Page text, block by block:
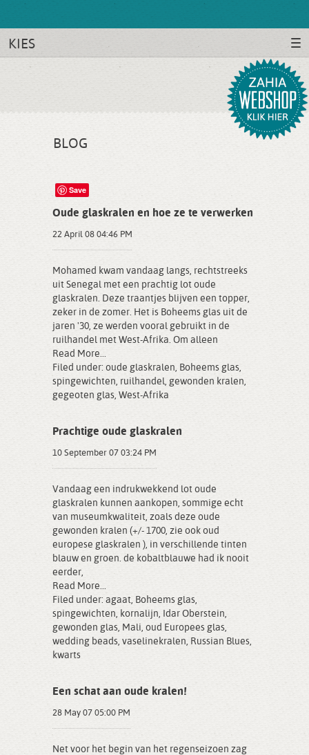
KIES
BLOG
Save
Oude glaskralen en hoe ze te verwerken
22 April 08 04:46 PM
Mohamed kwam vandaag langs, rechtstreeks
uit Senegal met een prachtig lot oude
glaskralen. Deze traantjes blijven een topper,
zeker in de zomer. Het is Boheems glas uit de
jaren '30, ze werden vooral gebruikt in de
ruilhandel met West-Afrika. Om alleen
Read More...
Filed under: oude glaskralen, Boheems glas,
spingewichten, ruilhandel, gewonden kralen,
gegeoten glas, West-Afrika
Prachtige oude glaskralen
10 September 07 03:24 PM
Vandaag een indrukwekkend lot oude
glaskralen kunnen aankopen, sommige echt
van museumkwaliteit, zoals deze oude
gewonden kralen (+/- 1700, zie ook oud
europese glaskralen ), in verschillende tinten
blauw en groen. de kobaltblauwe had ik nooit
eerder,
Read More...
Filed under: agaat, Boheems glas,
spingewichten, kornalijn, Idar Oberstein,
gewonden glas, Mali, oud Europees glas,
wedding beads, vaselinekralen, Russian Blues,
kwarts
Een schat aan oude kralen!
28 May 07 05:00 PM
Net voor het begin van het regenseizoen zag